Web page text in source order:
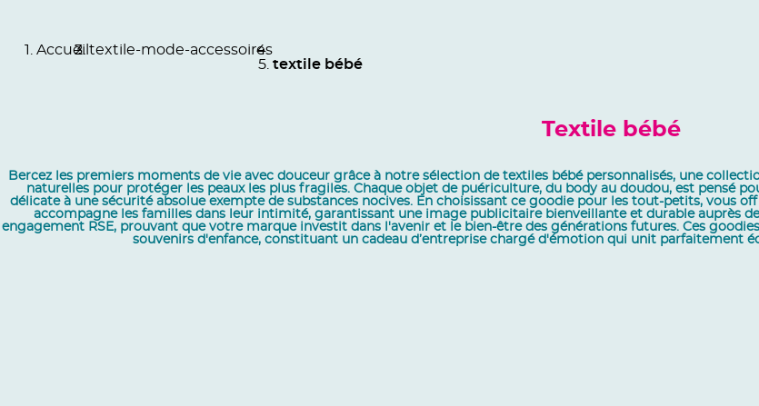
Accueil textile-mode-accessoires
textile bébé
Textile bébé
Bercez les premiers moments de vie avec douceur grâce à notre sélection de textiles bébé personnalisés, une
naturelles pour protéger les peaux les plus fragiles. Chaque objet de puériculture, du body au doudou, est pensé
délicate à une sécurité absolue exempte de substances nocives. En choisissant ce goodie pour les tout-petits, vous
accompagne les familles dans leur intimité, garantissant une image publicitaire bienveillante et durable auprès
engagement RSE, prouvant que votre marque investit dans l'avenir et le bien-être des générations futures. Ces
souvenirs d'enfance, constituant un cadeau d’entreprise chargé d'émotion qui unit parfaitement